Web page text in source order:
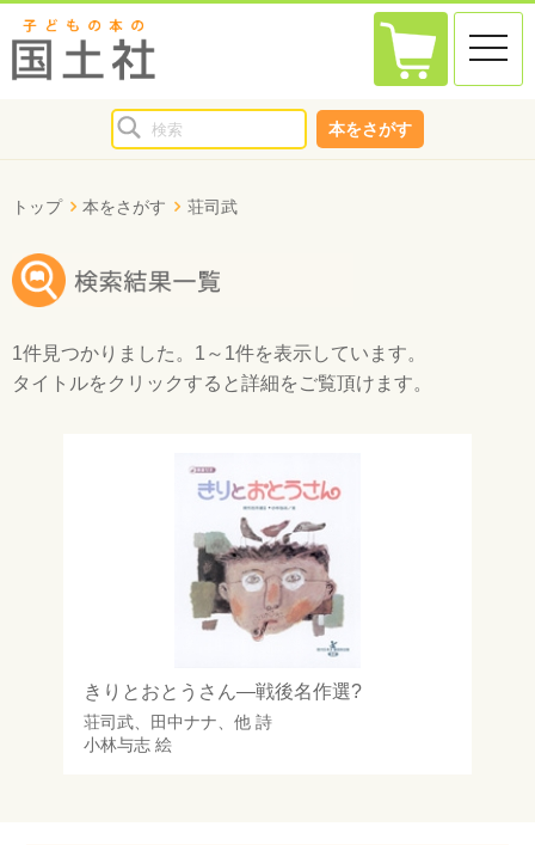
toggle
本をさがす
トップ 本をさがす 荘司武
1件見つかりました。 1～1件を表示しています。
タイトルをクリックすると詳細をご覧頂けます。
きりとおとうさん―戦後名作選?
荘司武、 田中ナナ 、他 詩
小林与志絵